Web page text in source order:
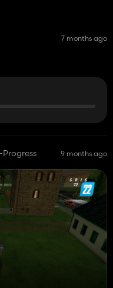
7 months ago
9 months ago